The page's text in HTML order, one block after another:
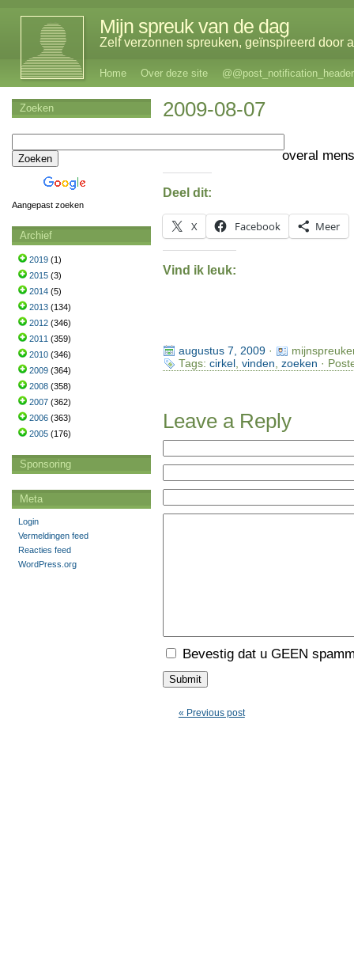
Mijn spreuk van de dag
Zelf verzonnen spreuken, geïnspireerd door
Home Over deze site @@post_notification_header
2009-08-07
overal
Deel dit:
X Facebook Meer
Vind ik leuk:
augustus 7, 2009·
Tags: cirkel vinden zoeken ·
Leave a Reply
Bevestig dat u GEEN
« Previous post
Zoeken
Aangepast zoeken
Archief
2019 (1)
2015 (3)
2014 (5)
2013 (134)
2012 (346)
2011 (359)
2010 (346)
2009 (364)
2008 (358)
2007 (362)
2006 (363)
2005 (176)
Sponsoring
Meta
Login
Vermeldingen feed
Reacties feed
WordPress.org